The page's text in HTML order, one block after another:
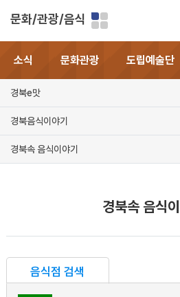
문화/관광/음식
소식 문화관광 도립예술단
경북e맛
경북음식이야기
경북속 음식이야기
경북속 음식
음식점 검색